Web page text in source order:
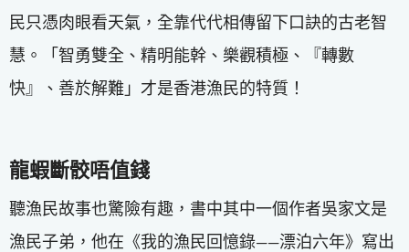
民只憑肉眼看天氣，全靠代代相傳留下口訣的古老智
慧。「智勇雙全、精明能幹、樂觀積極、『轉數
快』、善於解難」才是香港漁民的特質！
龍蝦斷骹唔值錢
聽漁民故事也驚險有趣，書中其中一個作者吳家文是
漁民子弟，他在《我的漁民回憶錄——漂泊六年》寫出